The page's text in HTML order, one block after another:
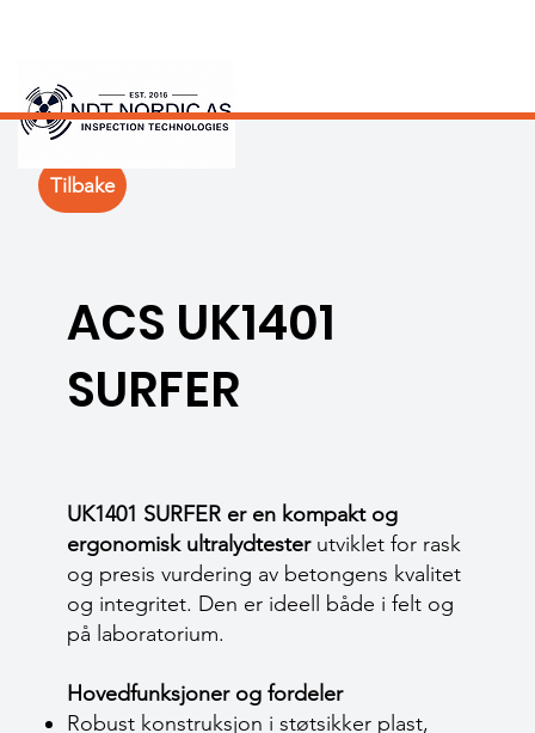
ACS UK1401
SURFER
UK1401 SURFER er en kompakt og
ergonomisk ultralydtesterutviklet for rask
og presis vurdering av betongens kvalitet
og integritet. Den er ideell både i felt og
på laboratorium.
Hovedfunksjoner og fordeler
Robust konstruksjon i støtsikker plast,
Tilbake